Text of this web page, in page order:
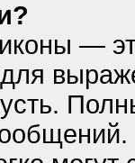
—